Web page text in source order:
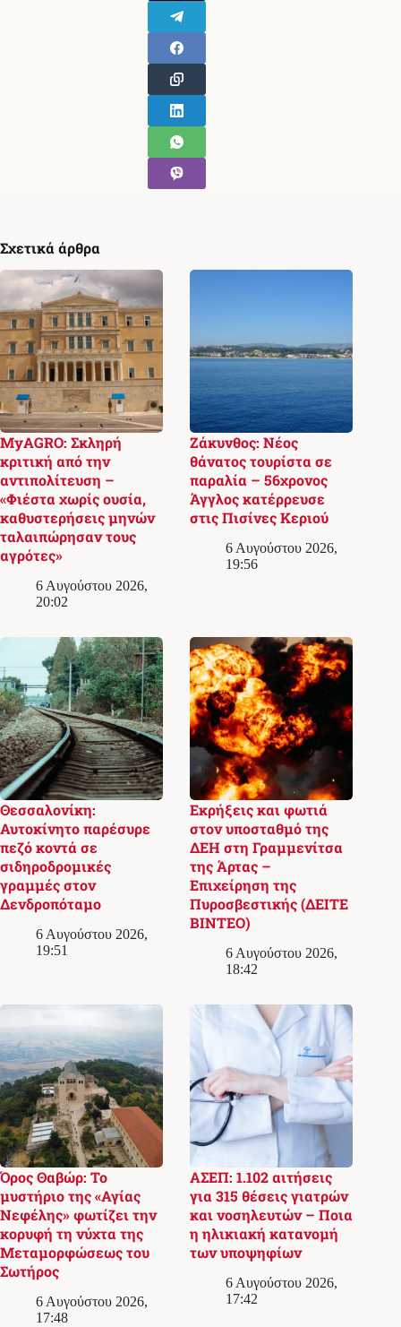
Σχετικά άρθρα
MyAGRO: Σκληρή
κριτική από την
αντιπολίτευση –
«Φιέστα χωρίς ουσία,
καθυστερήσεις μηνών
ταλαιπώρησαν τους
αγρότες»
6 Αυγούστου 2026,
20:02
Ζάκυνθος: Νέος
θάνατος τουρίστα σε
παραλία – 56χρονος
Άγγλος κατέρρευσε
στις Πισίνες Κεριού
6 Αυγούστου 2026,
19:56
Θεσσαλονίκη:
Αυτοκίνητο παρέσυρε
πεζό κοντά σε
σιδηροδρομικές
γραμμές στον
Δενδροπόταμο
6 Αυγούστου 2026,
19:51
Εκρήξεις και φωτιά
στον υποσταθμό της
ΔΕΗ στη Γραμμενίτσα
της Άρτας –
Επιχείρηση της
Πυροσβεστικής (ΔΕΙΤΕ
ΒΙΝΤΕΟ)
6 Αυγούστου 2026,
18:42
Όρος Θαβώρ: Το
μυστήριο της «Αγίας
Νεφέλης» φωτίζει την
κορυφή τη νύχτα της
Μεταμορφώσεως του
Σωτήρος
6 Αυγούστου 2026,
17:48
ΑΣΕΠ: 1.102 αιτήσεις
για 315 θέσεις γιατρών
και νοσηλευτών – Ποια
η ηλικιακή κατανομή
των υποψηφίων
6 Αυγούστου 2026,
17:42